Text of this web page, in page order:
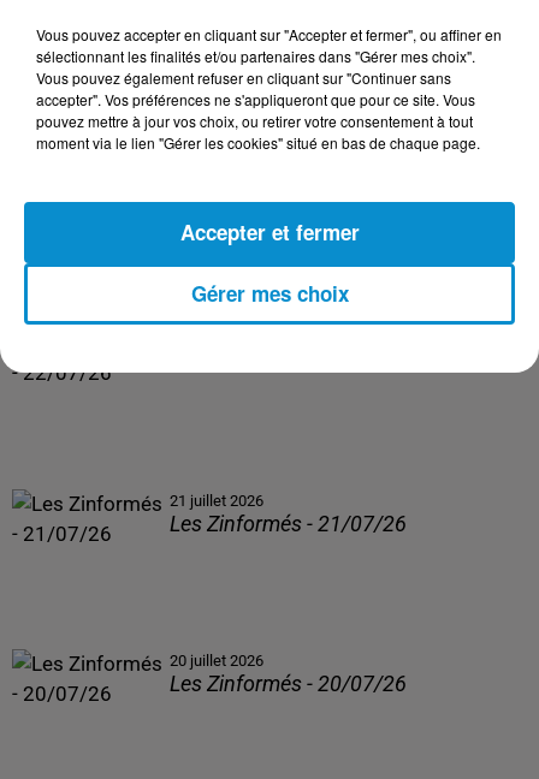
Les Zinformés - 24/07/26
Les Zinformés - 23/07/26
21 juillet 2026
Les Zinformés - 21/07/26
20 juillet 2026
Les Zinformés - 20/07/26
Vous pouvez accepter en cliquant sur "Accepter et fermer", ou affiner en
sélectionnant les finalités et/ou partenaires dans "Gérer mes choix".
Vous pouvez également refuser en cliquant sur "Continuer sans
accepter". Vos préférences ne s'appliqueront que pour ce site. Vous
pouvez mettre à jour vos choix, ou retirer votre consentement à tout
moment via le lien "Gérer les cookies" situé en bas de chaque page.
Gérer mes choix
Accepter et fermer